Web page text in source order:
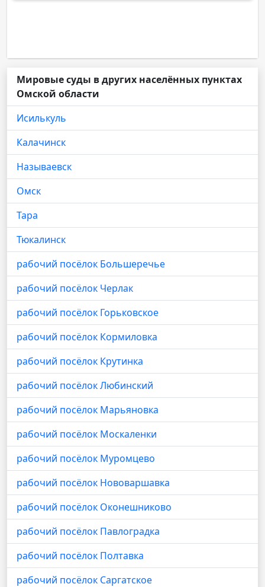
Мировые суды в других населённых пунктах
Омской области
Исилькуль
Калачинск
Называевск
Омск
Тара
Тюкалинск
рабочий посёлок Большеречье
рабочий посёлок Черлак
рабочий посёлок Горьковское
рабочий посёлок Кормиловка
рабочий посёлок Крутинка
рабочий посёлок Любинский
рабочий посёлок Марьяновка
рабочий посёлок Москаленки
рабочий посёлок Муромцево
рабочий посёлок Нововаршавка
рабочий посёлок Оконешниково
рабочий посёлок Павлоградка
рабочий посёлок Полтавка
рабочий посёлок Саргатское